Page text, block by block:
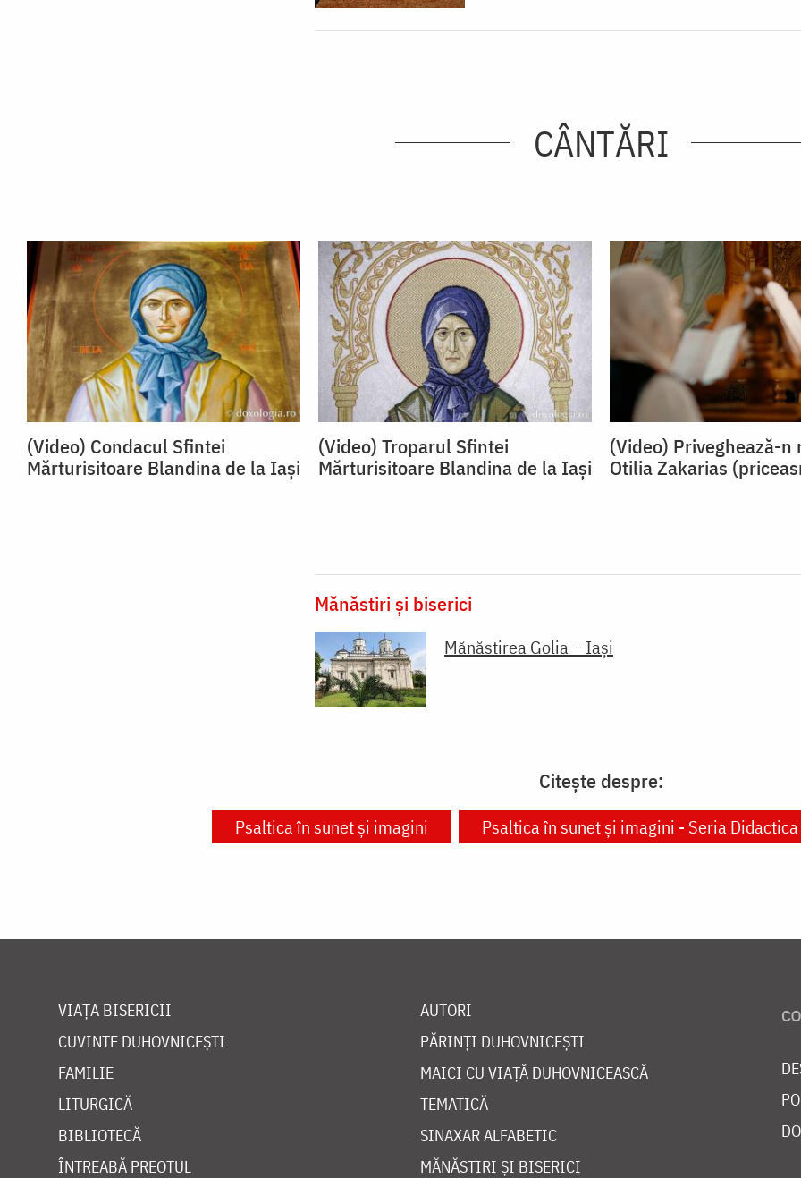
CÂNTĂRI
(Video) Condacul Sfintei
Mărturisitoare Blandina de la Iași
(Video) Troparul Sfintei
Mărturisitoare Blandina de la Iași
(Video) Priveghează-n
Otilia Zakarias
Mănăstiri și biserici
Mănăstirea Golia – Iași
Citește despre:
Psaltica în sunet și imagini Psaltica în sunet și imagini - Seria Didactica
VIAȚA BISERICII
CUVINTE DUHOVNICEȘTI
FAMILIE
LITURGICĂ
BIBLIOTECĂ
ÎNTREABĂ PREOTUL
AUTORI
PĂRINȚI DUHOVNICEȘTI
MAICI CU VIAȚĂ DUHOVNICEASCĂ
TEMATICĂ
SINAXAR ALFABETIC
MĂNĂSTIRI ȘI BISERICI